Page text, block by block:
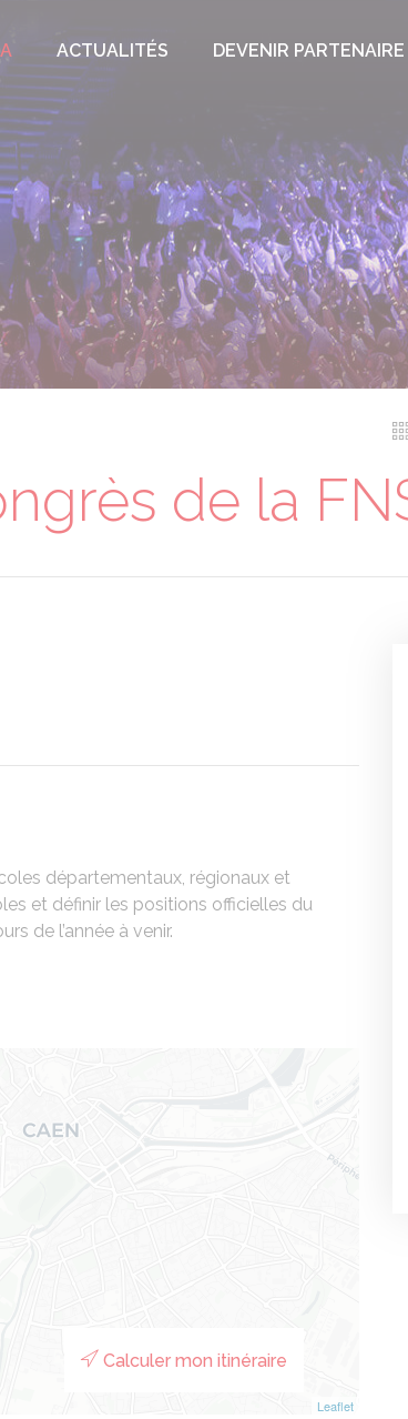
ACTUALITÉS DEVENIR PARTENAIRE
de la
départementaux, régionaux et
et définir les positions officielles du
de l’année à venir.
Leaflet
Calculer mon itinéraire